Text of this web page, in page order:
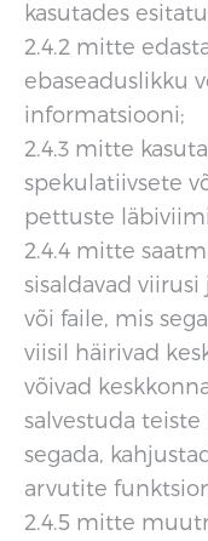
kasutades
2.4.2 mitte
ebaseaduslikku
informatsiooni;
2.4.3 mitte
spekulatiivsete
pettuste
2.4.4 mitte
sisaldavad
või faile, mis
viisil häirivad
võivad
salvestuda
segada,
arvutite
2.4.5 mitte